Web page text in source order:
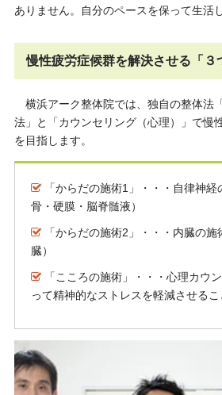
ありません。自分のペースを保って生活
慢性疲労症候群を解決させる「３
横浜アーク整体院では、独自の整体法
法」と「カウンセリング（心理）」で慢
を目指します。
「からだの施術1」・・・自律神
骨・硬膜・脳脊髄液）
「からだの施術2」・・・内臓の
臓）
「こころの施術」・・・心理カウ
って精神的なストレスを軽減させるこ